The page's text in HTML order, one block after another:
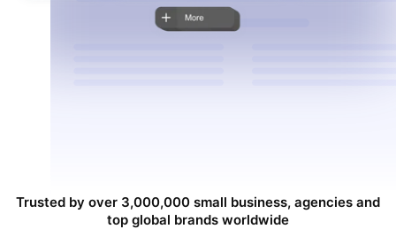
Trusted by over 3,000,000 small business, agencies and
top global brands worldwide